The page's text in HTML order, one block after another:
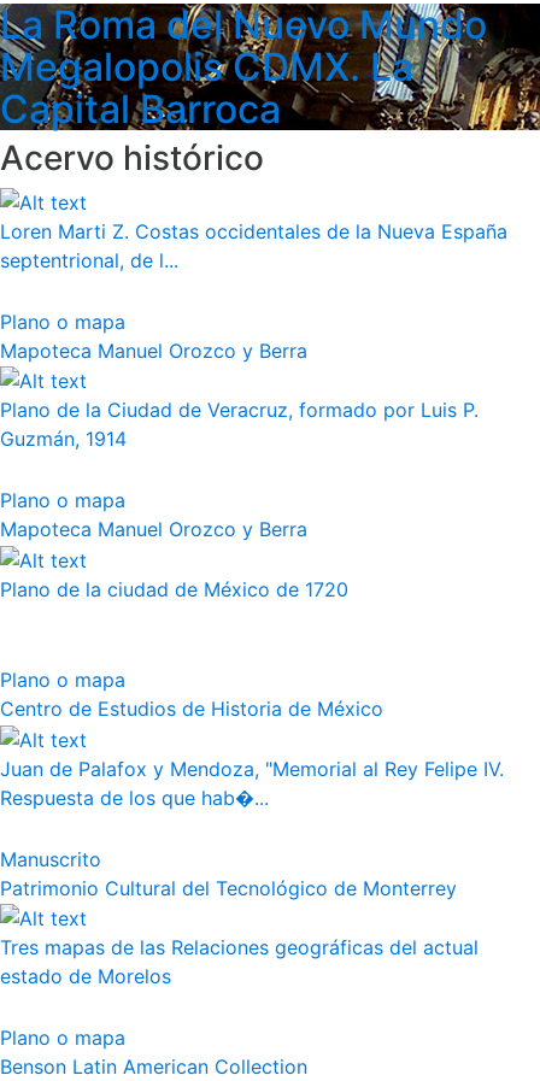
La Roma del Nuevo Mundo
Megalopolis CDMX. La
Capital Barroca
Acervo histórico
Loren Marti Z. Costas occidentales de la Nueva España
septentrional, de l...
Plano o mapa
Mapoteca Manuel Orozco y Berra
Plano de la Ciudad de Veracruz, formado por Luis P.
Guzmán, 1914
Plano o mapa
Mapoteca Manuel Orozco y Berra
Plano de la ciudad de México de 1720
Plano o mapa
Centro de Estudios de Historia de México
Juan de Palafox y Mendoza, "Memorial al Rey Felipe IV.
Respuesta de los que hab�...
Manuscrito
Patrimonio Cultural del Tecnológico de Monterrey
Tres mapas de las Relaciones geográficas del actual
estado de Morelos
Plano o mapa
Benson Latin American Collection